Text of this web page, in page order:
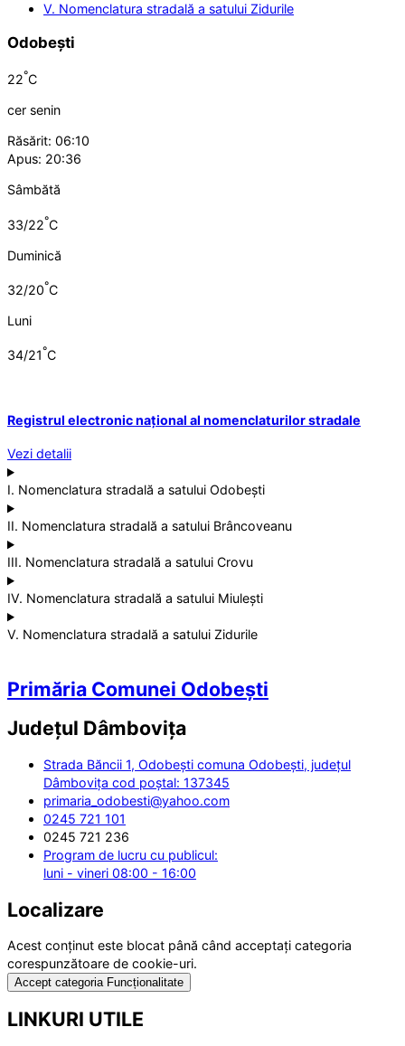
V. Nomenclatura stradală a satului Zidurile
Odobești
22°C
cer senin
Răsărit: 06:10
Apus: 20:36
Sâmbătă
33/22°C
Duminică
32/20°C
Luni
34/21°C
Registrul electronic național al nomenclaturilor stradale
Vezi detalii
I. Nomenclatura stradală a satului Odobești
II. Nomenclatura stradală a satului Brâncoveanu
III. Nomenclatura stradală a satului Crovu
IV. Nomenclatura stradală a satului Miulești
V. Nomenclatura stradală a satului Zidurile
Primăria Comunei Odobești
Județul Dâmbovița
Strada Băncii 1, Odobești comuna Odobești, județul
Dâmbovița cod poștal: 137345
primaria_odobesti@yahoo.com
0245 721 101
0245 721 236
Program de lucru cu publicul:
luni - vineri 08:00 - 16:00
Localizare
Acest conținut este blocat până când acceptați categoria
corespunzătoare de cookie-uri.
Accept categoria Funcționalitate
LINKURI UTILE